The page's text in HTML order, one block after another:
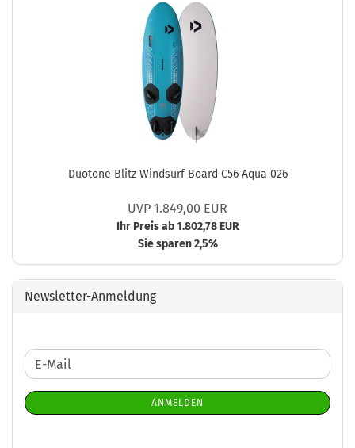
Duotone Blitz Windsurf Board C56 Aqua 026
UVP 1.849,00 EUR
Ihr Preis ab 1.802,78 EUR
Sie sparen 2,5%
Newsletter-Anmeldung
WEITER
ZUR
NEWSLETTER-
ANMELDUNG
E-
Mail
ANMELDEN